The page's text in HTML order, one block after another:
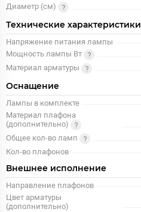
Диаметр (см)
Технические характеристики
Напряжение питания лампы
Мощность лампы Вт
Материал арматуры
Оснащение
Лампы в комплекте
Материал плафона
(дополнительно)
Общее кол-во ламп
Кол-во плафонов
Внешнее исполнение
Направление плафонов
Цвет арматуры
(дополнительно)